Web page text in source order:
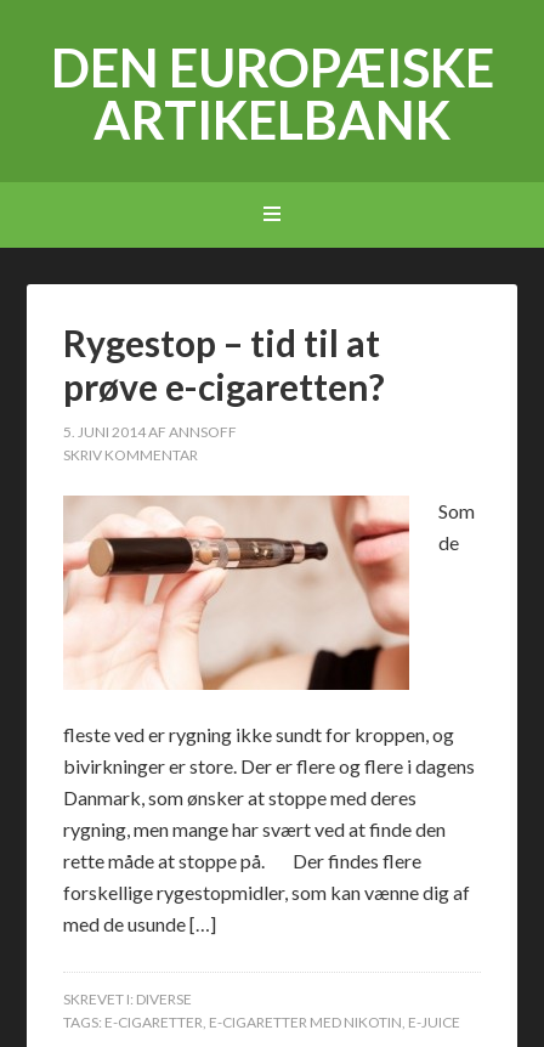
DEN EUROPÆISKE
ARTIKELBANK
Rygestop – tid til at
prøve e-cigaretten?
5. JUNI 2014AFANNSOFF
SKRIV KOMMENTAR
Som
de
fleste ved er rygning ikke sundt for kroppen, og
bivirkninger er store. Der er flere og flere i dagens
Danmark, som ønsker at stoppe med deres
rygning, men mange har svært ved at finde den
rette måde at stoppe på. Der findes flere
forskellige rygestopmidler, som kan vænne dig af
med de usunde […]
SKREVET I: DIVERSE
TAGS: E-CIGARETTER, E-CIGARETTER MED NIKOTIN, E-JUICE